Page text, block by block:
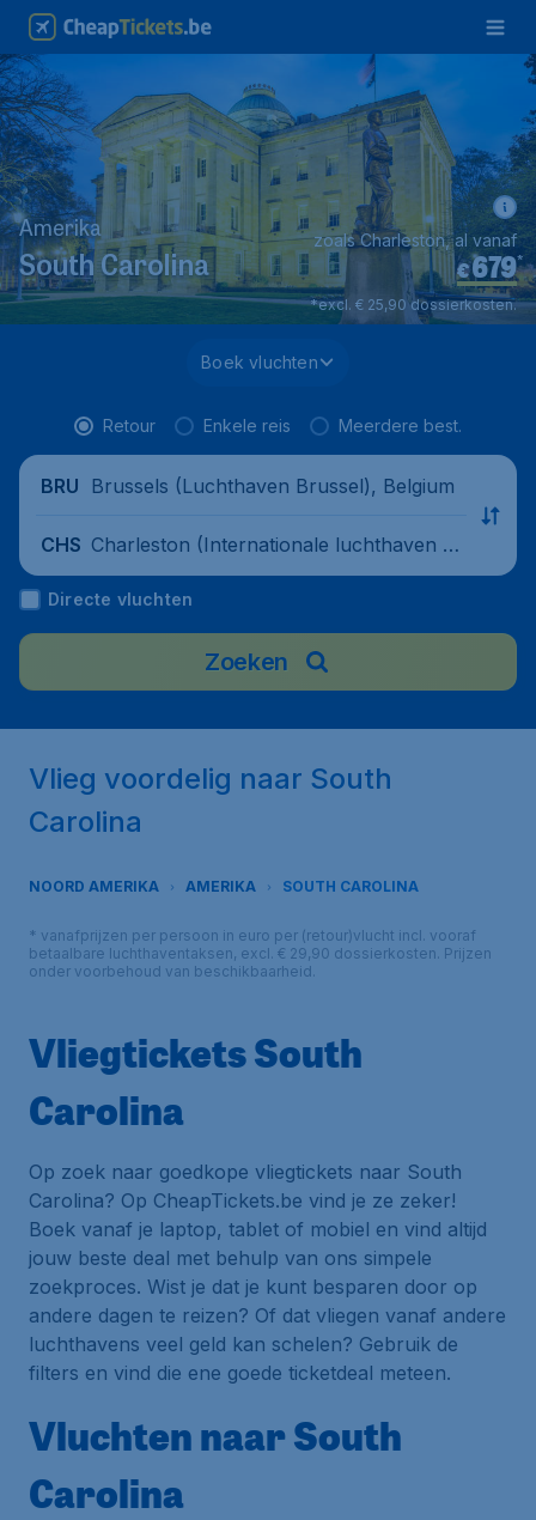
Amerika
South Carolina €679*
zoals Charleston, al vanaf
*excl. € 25,90 dossierkosten.
Boek vluchten
Retour Enkele reis Meerdere best.
BRU Brussels (Luchthaven Brussel), Belgium
CHS Charleston (Internationale luchthaven C
harleston), United States
Directe vluchten
Zoeken
Vlieg voordelig naar South
Carolina
NOORD AMERIKA AMERIKA SOUTH CAROLINA
* vanafprijzen per persoon in euro per (retour)vlucht incl. vooraf
betaalbare luchthaventaksen, excl. € 29,90 dossierkosten. Prijzen
onder voorbehoud van beschikbaarheid.
Vliegtickets South
Carolina
Op zoek naar goedkope vliegtickets naar South
Carolina? Op CheapTickets.be vind je ze zeker!
Boek vanaf je laptop, tablet of mobiel en vind altijd
jouw beste deal met behulp van ons simpele
zoekproces. Wist je dat je kunt besparen door op
andere dagen te reizen? Of dat vliegen vanaf andere
luchthavens veel geld kan schelen? Gebruik de
filters en vind die ene goede ticketdeal meteen.
Vluchten naar South
Carolina